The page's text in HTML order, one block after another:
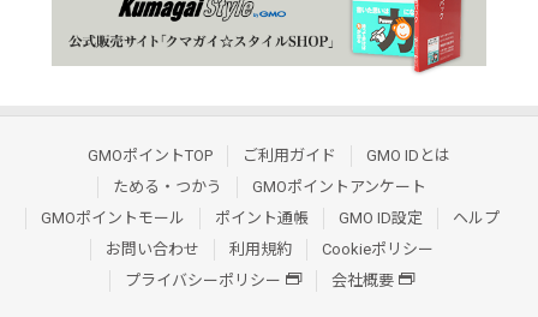
GMOポイントTOP ご利用ガイド
GMO IDとは
ためる・つかう
GMOポイントアンケート
GMOポイントモール
ポイント通帳 GMO ID設定
ヘルプ
お問い合わせ
利用規約
Cookieポリシー
プライバシーポリシー
会社概要